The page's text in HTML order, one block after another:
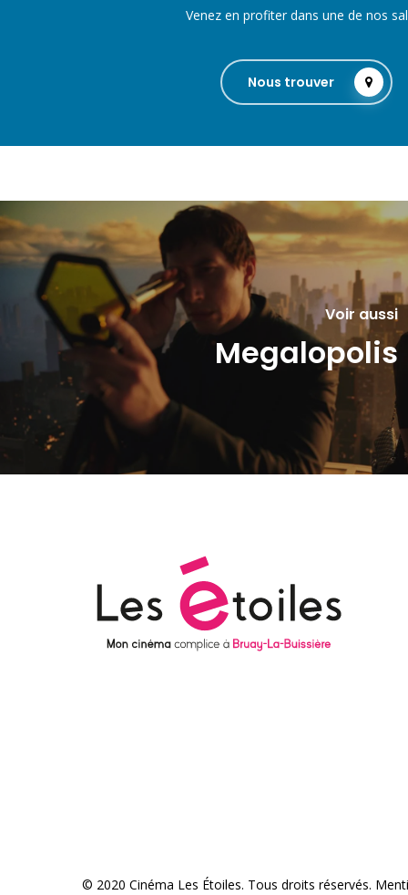
Venez en profiter dans une de nos
Nous trouver
Voir aussi
Megalopolis
© 2020 Cinéma Les Étoiles. Tous droits réservés.